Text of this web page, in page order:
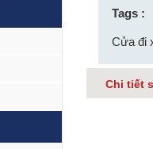
Tags :
Cửa đi
Chi tiết